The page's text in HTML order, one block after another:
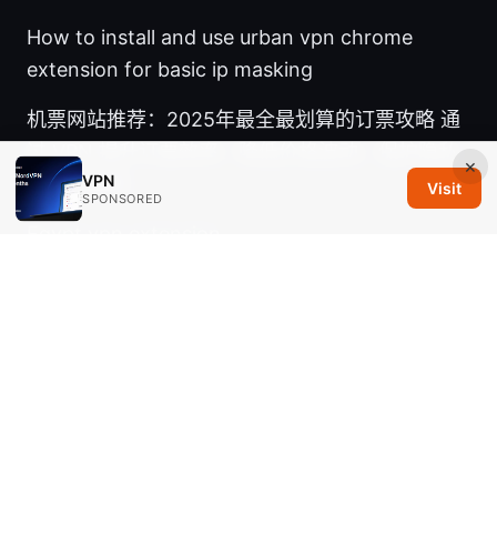
How to install and use urban vpn chrome
extension for basic ip masking
机票网站推荐：2025年最全最划算的订票攻略 通
过 VPN 提升订票效率、降低价格波动、保护隐私
的实用指南
×
VPN
SPONSORED
Visit